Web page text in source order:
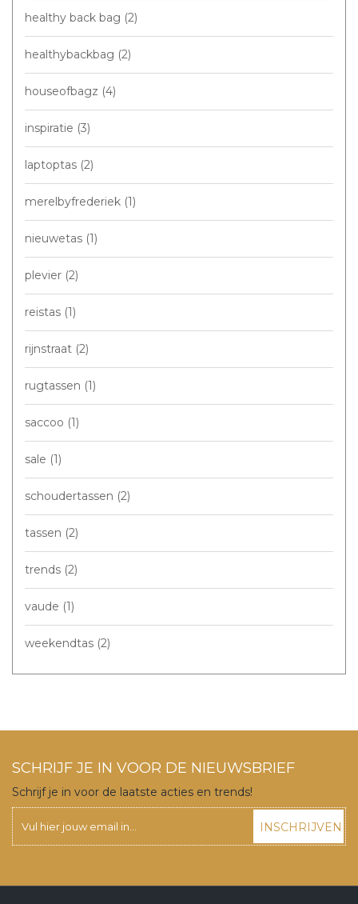
healthy back bag (2)
healthybackbag (2)
houseofbagz (4)
inspiratie (3)
laptoptas (2)
merelbyfrederiek (1)
nieuwetas (1)
plevier (2)
reistas (1)
rijnstraat (2)
rugtassen (1)
saccoo (1)
sale (1)
schoudertassen (2)
tassen (2)
trends (2)
vaude (1)
weekendtas (2)
SCHRIJF JE IN VOOR DE NIEUWSBRIEF
Schrijf je in voor de laatste acties en trends!
INSCHRIJVEN